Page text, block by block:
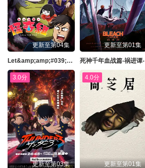
更新至第04集
Let&amp;amp;#039;s Go怪奇组
更新至第01集
死神千年血战篇-祸进谭-
3.0分
更新至第03集
4.0分
更新至第01集